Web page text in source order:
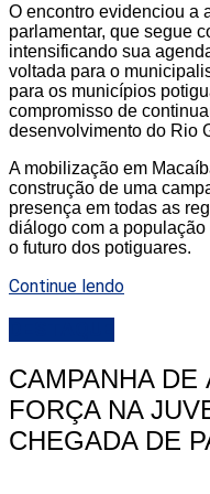
O encontro evidenciou a
parlamentar, que segue
intensificando sua
voltada para o
para os municípios
compromisso de
desenvolvimento do Rio
A mobilização em
construção de uma
presença em todas as
diálogo com a
o futuro dos potiguares.
Continue lendo
CAMPANHA DE
FORÇA NA
CHEGADA DE